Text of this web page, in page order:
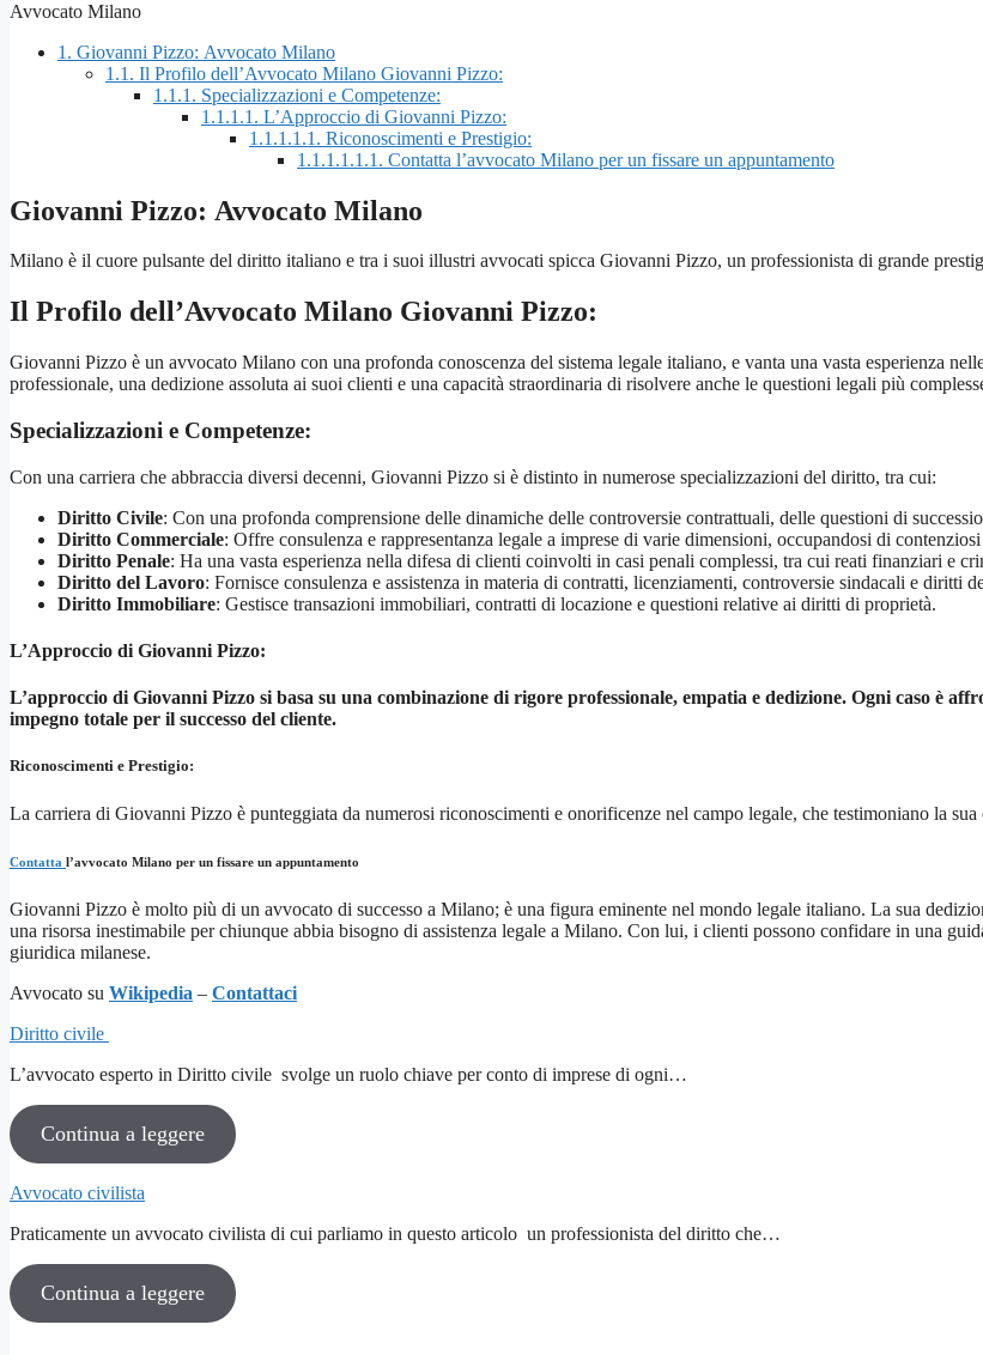
Avvocato Milano
1. Giovanni Pizzo: Avvocato Milano
1.1. Il Profilo dell’Avvocato Milano Giovanni Pizzo:
1.1.1. Specializzazioni e Competenze:
1.1.1.1. L’Approccio di Giovanni Pizzo:
1.1.1.1.1. Riconoscimenti e Prestigio:
1.1.1.1.1.1. Contatta l’avvocato Milano per un fissare un appuntamento
Giovanni Pizzo: Avvocato Milano
Milano è il cuore pulsante del diritto italiano e tra i suoi illustri avvocati spicca Giovanni Pizzo, un professionista di grande
Il Profilo dell’Avvocato Milano Giovanni Pizzo:
Giovanni Pizzo è un avvocato Milano con una profonda conoscenza del sistema legale italiano, e vanta una vasta esperienza
professionale, una dedizione assoluta ai suoi clienti e una capacità straordinaria di risolvere anche le questioni legali più
Specializzazioni e Competenze:
Con una carriera che abbraccia diversi decenni, Giovanni Pizzo si è distinto in numerose specializzazioni del diritto, tra cui:
Diritto Civile: Con una profonda comprensione delle dinamiche delle controversie contrattuali, delle questioni di
Diritto Commerciale: Offre consulenza e rappresentanza legale a imprese di varie dimensioni, occupandosi di
Diritto Penale: Ha una vasta esperienza nella difesa di clienti coinvolti in casi penali complessi, tra cui reati finanziari e
Diritto del Lavoro: Fornisce consulenza e assistenza in materia di contratti, licenziamenti, controversie sindacali e diritti
Diritto Immobiliare: Gestisce transazioni immobiliari, contratti di locazione e questioni relative ai diritti di proprietà.
L’Approccio di Giovanni Pizzo:
L’approccio di Giovanni Pizzo si basa su una combinazione di rigore professionale, empatia e dedizione. Ogni caso è
impegno totale per il successo del cliente.
Riconoscimenti e Prestigio:
La carriera di Giovanni Pizzo è punteggiata da numerosi riconoscimenti e onorificenze nel campo legale, che testimoniano la
Contatta l’avvocato Milano per un fissare un appuntamento
Giovanni Pizzo è molto più di un avvocato di successo a Milano; è una figura eminente nel mondo legale italiano. La sua
una risorsa inestimabile per chiunque abbia bisogno di assistenza legale a Milano. Con lui, i clienti possono confidare in una
giuridica milanese.
Avvocato su Wikipedia – Contattaci
Diritto civile
L’avvocato esperto in Diritto civile svolge un ruolo chiave per conto di imprese di ogni…
Continua a leggere
Avvocato civilista
Praticamente un avvocato civilista di cui parliamo in questo articolo un professionista del diritto che…
Continua a leggere